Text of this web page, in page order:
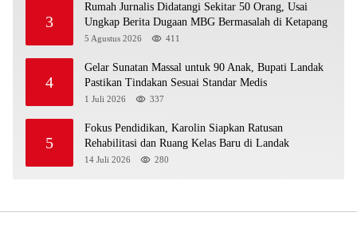
3
Rumah Jurnalis Didatangi Sekitar 50 Orang, Usai
Ungkap Berita Dugaan MBG Bermasalah di Ketapang
5 Agustus 2026 411
4
Gelar Sunatan Massal untuk 90 Anak, Bupati Landak
Pastikan Tindakan Sesuai Standar Medis
1 Juli 2026 337
5
Fokus Pendidikan, Karolin Siapkan Ratusan
Rehabilitasi dan Ruang Kelas Baru di Landak
14 Juli 2026 280